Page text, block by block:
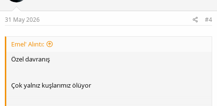
31 May 2026 #4
Emel' Alıntı:
Özel davranış
Çok yalnız kuşlarımız ölüyor